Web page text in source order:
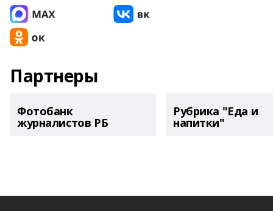
Партнеры
Фотобанк
журналистов РБ
Рубрика "Еда и
напитки"